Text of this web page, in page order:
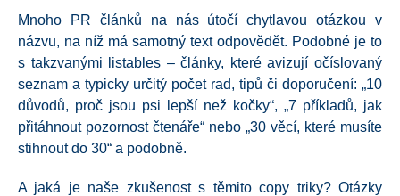
Mnoho PR článků na nás útočí chytlavou otázkou v
názvu, na níž má samotný text odpovědět. Podobné je to
s takzvanými listables – články, které avizují očíslovaný
seznam a typicky určitý počet rad, tipů či doporučení: „10
důvodů, proč jsou psi lepší než kočky“, „7 příkladů, jak
přitáhnout pozornost čtenáře“ nebo „30 věcí, které musíte
stihnout do 30“ a podobně.
A jaká je naše zkušenost s těmito copy triky? Otázky